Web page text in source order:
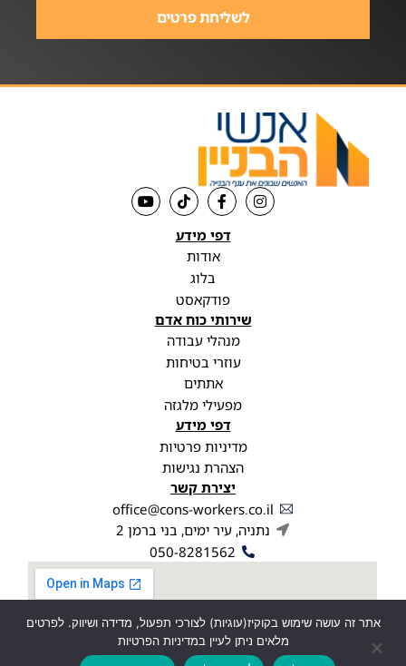
לשליחת פרטים
דפי מידע
אודות
בלוג
פודקאסט
שירותי כוח אדם
מנהלי עבודה
עוזרי בטיחות
אתתים
מפעילי מלגזה
דפי מידע
מדיניות פרטיות
הצהרת נגישות
יצירת קשר
office@cons-workers.co.il
נתניה, עיר ימים, בני ברמן 2
050-8281562
אתר זה עושה שימוש בקוקיז(עוגיות) לצורכי תפעול, מדידה ושיווק. לפרטים
מלאים ניתן לעיין במדיניות הפרטיות